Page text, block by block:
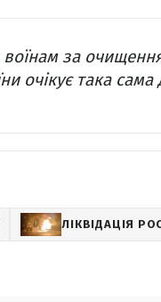
за
очікує така сама
ЛІКВІДАЦІЯ